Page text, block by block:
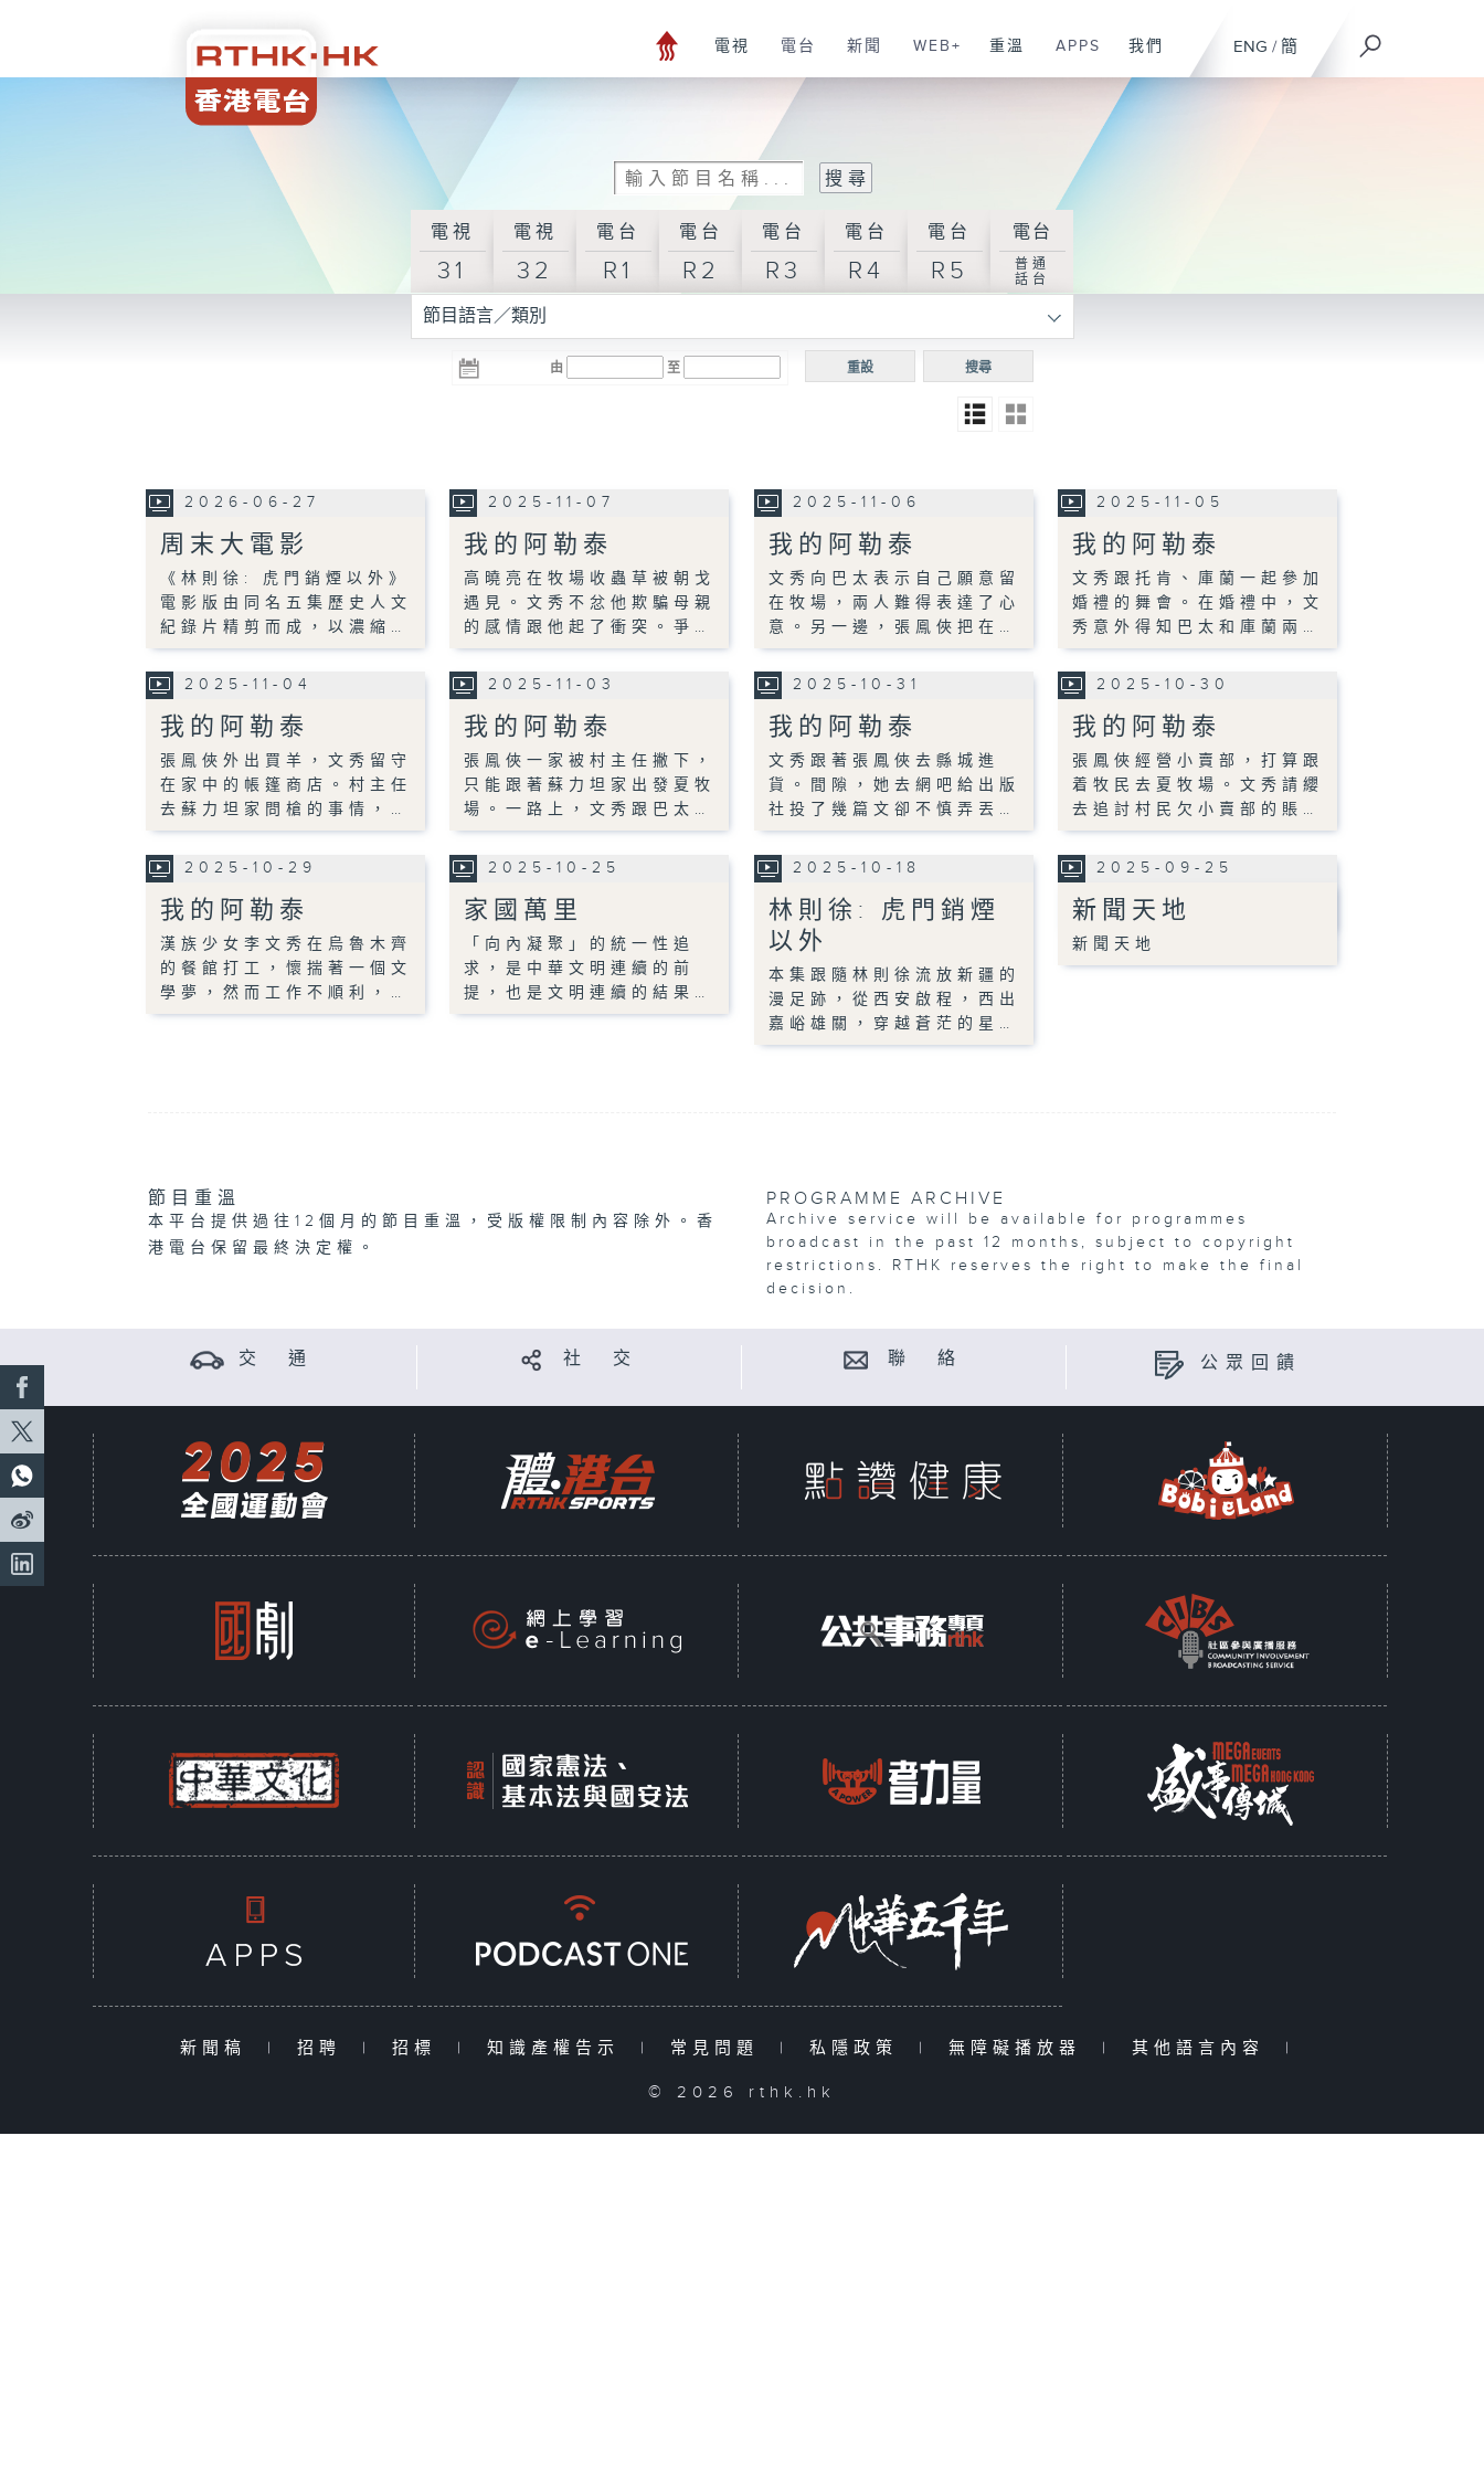
ENG / 簡
電視 電台 新聞 WEB+ 重溫 APPS 我們
電視
31
電視
32
電台
R1
電台
R2
電台
R3
電台
R4
電台
R5
電台
普通
話台
節目語言／類別
由 至 搜尋
重設
2026-06-27
周末大電影
《林則徐: 虎門銷煙以外》
電影版由同名五集歷史人文
紀錄片精剪而成，以濃縮…
2025-11-07
我的阿勒泰
高曉亮在牧場收蟲草被朝戈
遇見。文秀不忿他欺騙母親
的感情跟他起了衝突。爭…
2025-11-06
我的阿勒泰
文秀向巴太表示自己願意留
在牧場，兩人難得表達了心
意。另一邊，張鳯俠把在…
2025-11-05
我的阿勒泰
文秀跟托肯、庫蘭一起參加
婚禮的舞會。在婚禮中，文
秀意外得知巴太和庫蘭兩…
2025-11-04
我的阿勒泰
張鳯俠外出買羊，文秀留守
在家中的帳篷商店。村主任
去蘇力坦家問槍的事情，…
2025-11-03
我的阿勒泰
張鳯俠一家被村主任撇下，
只能跟著蘇力坦家出發夏牧
場。一路上，文秀跟巴太…
2025-10-31
我的阿勒泰
文秀跟著張鳳俠去縣城進
貨。間隙，她去網吧給出版
社投了幾篇文卻不慎弄丟…
2025-10-30
我的阿勒泰
張鳳俠經營小賣部，打算跟
着牧民去夏牧場。文秀請纓
去追討村民欠小賣部的賬…
2025-10-29
我的阿勒泰
漢族少女李文秀在烏魯木齊
的餐館打工，懷揣著一個文
學夢，然而工作不順利，…
2025-10-25
家國萬里
「向內凝聚」的統一性追
求，是中華文明連續的前
提，也是文明連續的結果…
2025-10-18
林則徐: 虎門銷煙
以外
本集跟隨林則徐流放新疆的
漫足跡，從西安啟程，西出
嘉峪雄關，穿越蒼茫的星…
2025-09-25
新聞天地
新聞天地
節目重溫
本平台提供過往12個月的節目重溫，受版權限制內容除外。香
港電台保留最終決定權。
PROGRAMME ARCHIVE
Archive service will be available for programmes
broadcast in the past 12 months, subject to copyright
restrictions. RTHK reserves the right to make the final
decision.
交 通 社 交 聯 絡 公眾回饋
新聞稿 | 招聘 | 招標 | 知識產權告示 | 常見問題 | 私隱政策 | 無障礙播放器 | 其他語言內容 |
© 2026 rthk.hk